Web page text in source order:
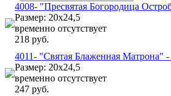
4008- "Пресвятая Богородица
Размер: 20х24,5
временно отсутствует
218 руб.
4011- "Святая Блаженная Матрона" -
Размер: 20х24,5
временно отсутствует
247 руб.